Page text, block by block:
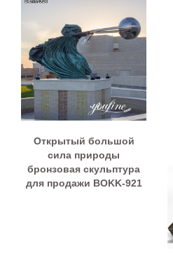
Открытый большой
сила природы
бронзовая скульптура
для продажи BOKK-921